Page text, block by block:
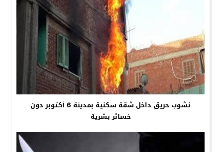
نشوب حريق داخل شقة سكنية بمدينة 6 أكتوبر دون
خسائر بشرية